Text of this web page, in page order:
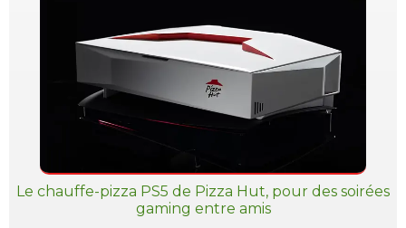
Le chauffe-pizza PS5 de Pizza Hut, pour des soirées
gaming entre amis